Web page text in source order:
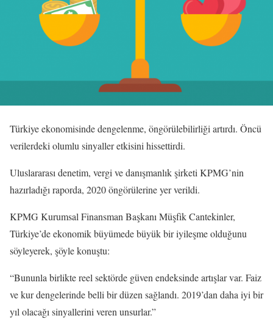
Türkiye ekonomisinde dengelenme, öngörülebilirliği artırdı. Öncü
verilerdeki olumlu sinyaller etkisini hissettirdi.
Uluslararası denetim, vergi ve danışmanlık şirketi KPMG’nin
hazırladığı raporda, 2020 öngörülerine yer verildi.
KPMG Kurumsal Finansman Başkanı Müşfik Cantekinler,
Türkiye’de ekonomik büyümede büyük bir iyileşme olduğunu
söyleyerek, şöyle konuştu:
“Bununla birlikte reel sektörde güven endeksinde artışlar var. Faiz
ve kur dengelerinde belli bir düzen sağlandı. 2019’dan daha iyi bir
yıl olacağı sinyallerini veren unsurlar.”